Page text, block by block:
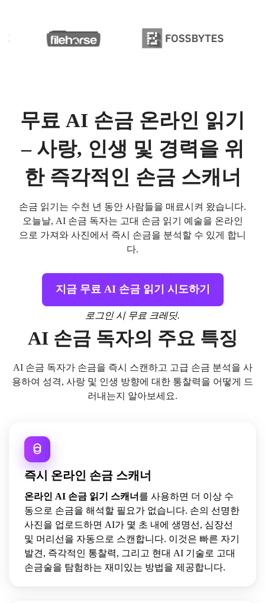
무료 AI 손금 온라인 읽기
– 사랑, 인생 및 경력을 위
한 즉각적인 손금 스캐너
손금 읽기는 수천 년 동안 사람들을 매료시켜 왔습니다.
오늘날, AI 손금 독자는 고대 손금 읽기 예술을 온라인
으로 가져와 사진에서 즉시 손금을 분석할 수 있게 합니
다.
지금 무료 AI 손금 읽기 시도하기
로그인 시 무료 크레딧.
AI 손금 독자의 주요 특징
AI 손금 독자가 손금을 즉시 스캔하고 고급 손금 분석을 사
용하여 성격, 사랑 및 인생 방향에 대한 통찰력을 어떻게 드
러내는지 알아보세요.
즉시 온라인 손금 스캐너
온라인 AI 손금 읽기 스캐너 를 사용하면 더 이상 수
동으로 손금을 해석할 필요가 없습니다. 손의 선명한
사진을 업로드하면 AI가 몇 초 내에 생명선, 심장선
및 머리선을 자동으로 스캔합니다. 이것은 빠른 자기
발견, 즉각적인 통찰력, 그리고 현대 AI 기술로 고대
손금술을 탐험하는 재미있는 방법을 제공합니다.